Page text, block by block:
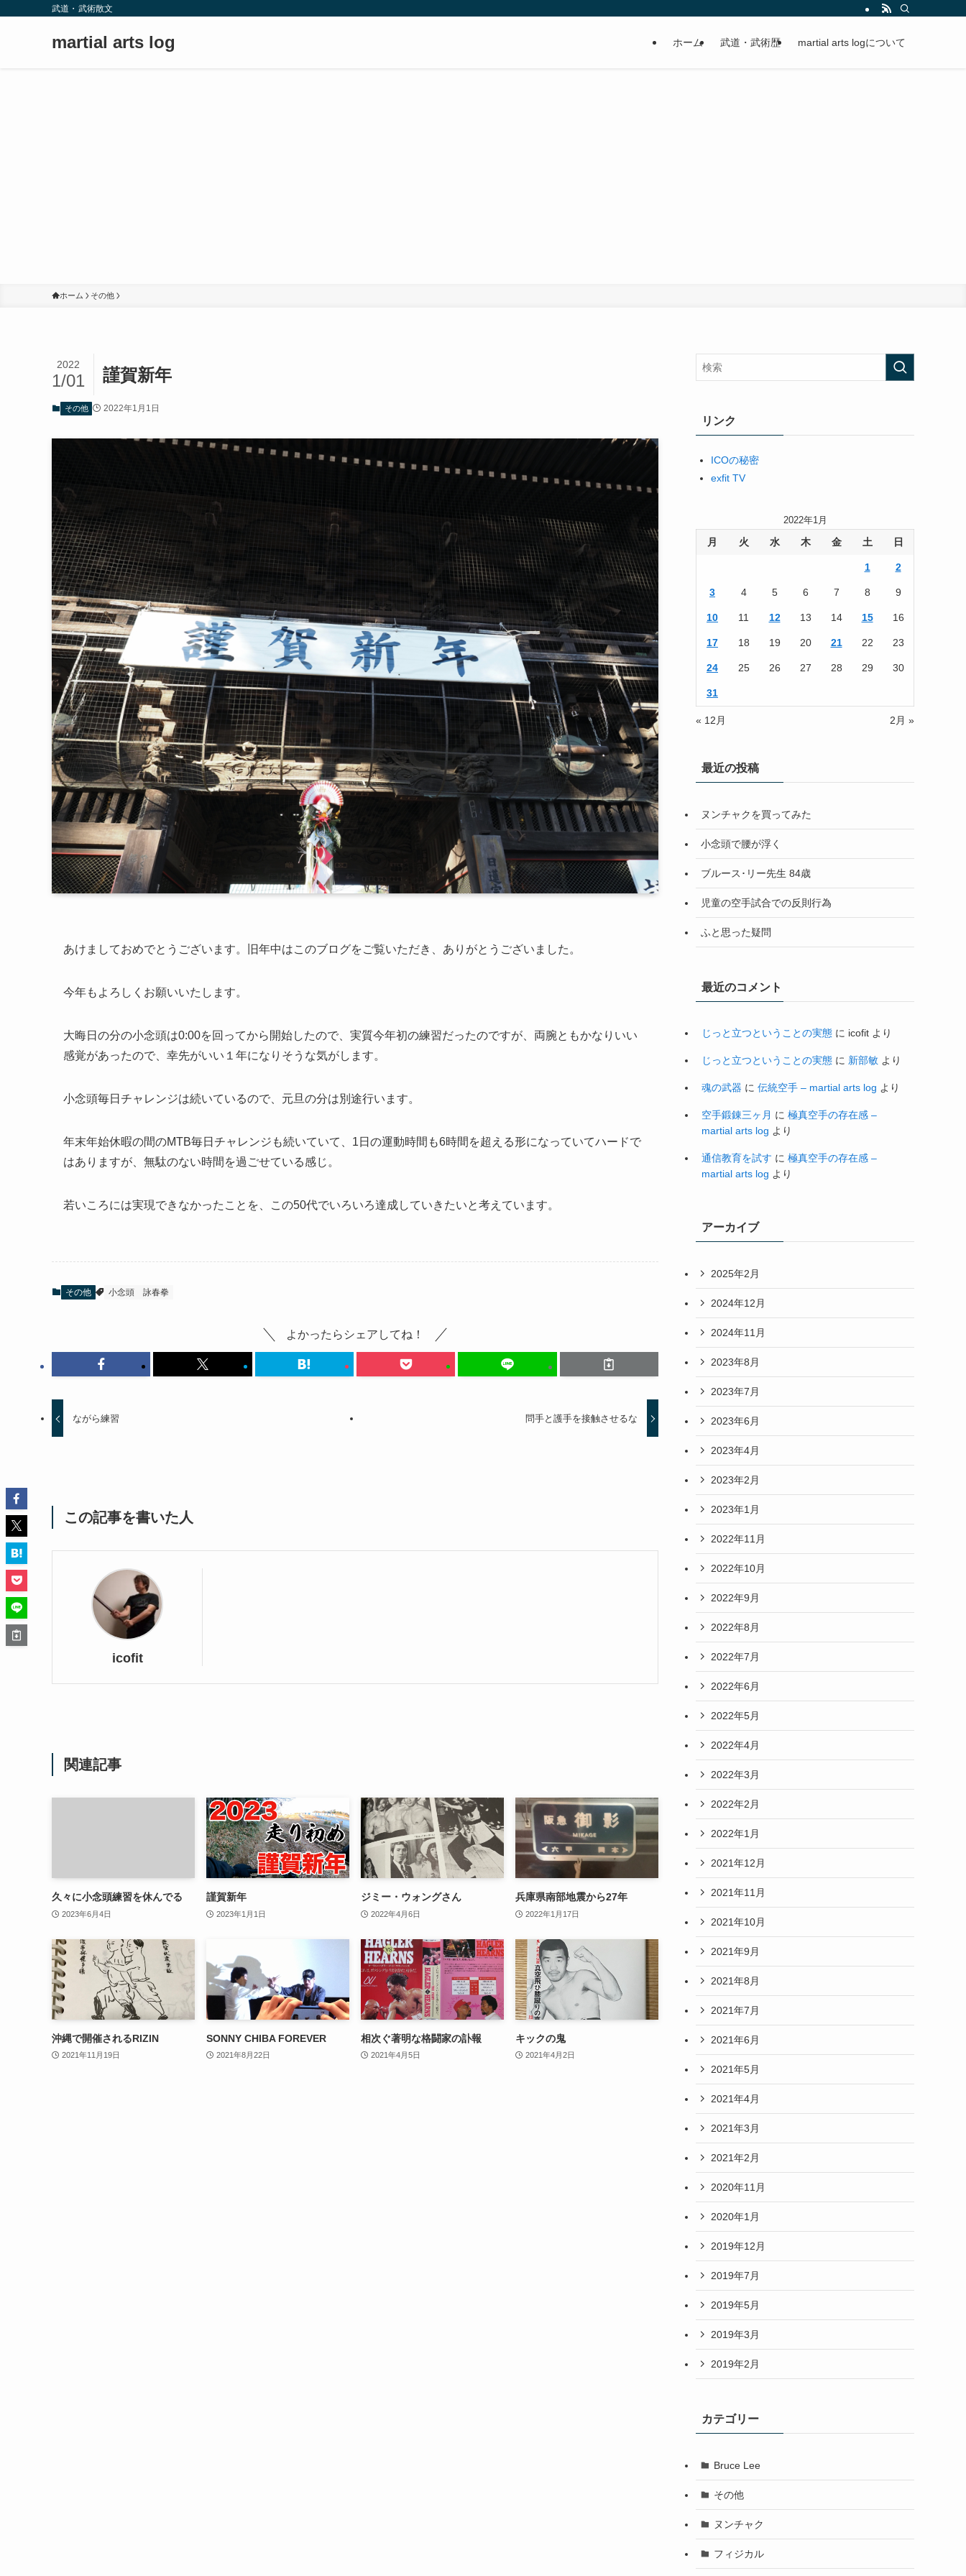
武道・武術散文
martial arts log ホーム 武道・武術歴 martial arts logについて
ホーム その他
謹賀新年
2022
1/01
その他 2022年1月1日
あけましておめでとうございます。旧年中はこのブログをご覧いただき、ありがとうございました。
今年もよろしくお願いいたします。
大晦日の分の小念頭は0:00を回ってから開始したので、実質今年初の練習だったのですが、両腕ともかなりいい
感覚があったので、幸先がいい１年になりそうな気がします。
小念頭毎日チャレンジは続いているので、元旦の分は別途行います。
年末年始休暇の間のMTB毎日チャレンジも続いていて、1日の運動時間も6時間を超える形になっていてハードで
はありますが、無駄のない時間を過ごせている感じ。
若いころには実現できなかったことを、この50代でいろいろ達成していきたいと考えています。
その他 小念頭 詠春拳
よかったらシェアしてね！
ながら練習 問手と護手を接触させるな
この記事を書いた人
icofit
関連記事
久々に小念頭練習を休んでる
2023年6月4日
謹賀新年
2023年1月1日
ジミー・ウォングさん
2022年4月6日
兵庫県南部地震から27年
2022年1月17日
沖縄で開催されるRIZIN
2021年11月19日
SONNY CHIBA FOREVER
2021年8月22日
相次ぐ著明な格闘家の訃報
2021年4月5日
キックの鬼
2021年4月2日
リンク
ICOの秘密
exfit TV
2022年1月
月 火 水 木 金 土 日
1 2
3 4 5 6 7 8 9
10 11 12 13 14 15 16
17 18 19 20 21 22 23
24 25 26 27 28 29 30
31
« 12月 2月 »
最近の投稿
ヌンチャクを買ってみた
小念頭で腰が浮く
ブルース･リー先生 84歳
児童の空手試合での反則行為
ふと思った疑問
最近のコメント
じっと立つということの実態 に icofit より
じっと立つということの実態 に 新部敏 より
魂の武器 に 伝統空手 – martial arts log より
空手鍛錬三ヶ月 に 極真空手の存在感 –
martial arts log より
通信教育を試す に 極真空手の存在感 –
martial arts log より
アーカイブ
2025年2月
2024年12月
2024年11月
2023年8月
2023年7月
2023年6月
2023年4月
2023年2月
2023年1月
2022年11月
2022年10月
2022年9月
2022年8月
2022年7月
2022年6月
2022年5月
2022年4月
2022年3月
2022年2月
2022年1月
2021年12月
2021年11月
2021年10月
2021年9月
2021年8月
2021年7月
2021年6月
2021年5月
2021年4月
2021年3月
2021年2月
2020年11月
2020年1月
2019年12月
2019年7月
2019年5月
2019年3月
2019年2月
カテゴリー
Bruce Lee
その他
ヌンチャク
フィジカル